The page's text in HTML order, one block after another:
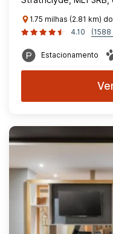
1.75 milhas (2.81 km)
4.10
Estacionamento